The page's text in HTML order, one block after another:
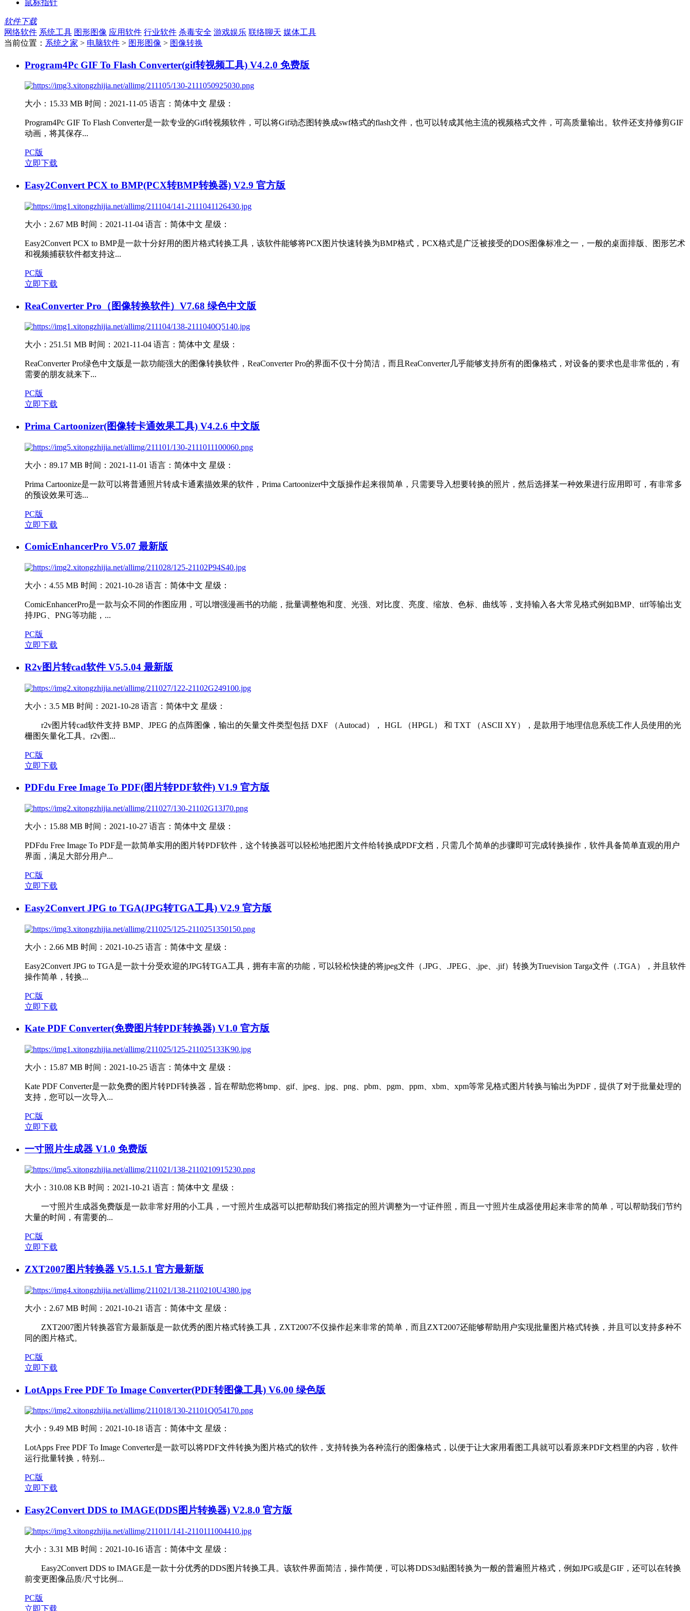
鼠标指针
软件下载
网络软件 系统工具 图形图像 应用软件 行业软件 杀毒安全 游戏娱乐 联络聊天 媒体工具
当前位置： 系统之家 > 电脑软件 > 图形图像 > 图像转换
Program4Pc GIF To Flash Converter(gif转视频工具) V4.2.0 免费版
大小：15.33 MB 时间：2021-11-05 语言：简体中文 星级：
Program4Pc GIF To Flash Converter是一款专业的Gif转视频软件，可以将Gif动态图转换成swf格式的flash文件，也可以转成其他主流的视频格式文件，可高质量输出。软件还支持修剪GIF
动画，将其保存...
PC版
立即下载
Easy2Convert PCX to BMP(PCX转BMP转换器) V2.9 官方版
大小：2.67 MB 时间：2021-11-04 语言：简体中文 星级：
Easy2Convert PCX to BMP是一款十分好用的图片格式转换工具，该软件能够将PCX图片快速转换为BMP格式，PCX格式是广泛被接受的DOS图像标准之一，一般的桌面排版、图形艺术
和视频捕获软件都支持这...
PC版
立即下载
ReaConverter Pro（图像转换软件）V7.68 绿色中文版
大小：251.51 MB 时间：2021-11-04 语言：简体中文 星级：
ReaConverter Pro绿色中文版是一款功能强大的图像转换软件，ReaConverter Pro的界面不仅十分简洁，而且ReaConverter几乎能够支持所有的图像格式，对设备的要求也是非常低的，有
需要的朋友就来下...
PC版
立即下载
Prima Cartoonizer(图像转卡通效果工具) V4.2.6 中文版
大小：89.17 MB 时间：2021-11-01 语言：简体中文 星级：
Prima Cartoonize是一款可以将普通照片转成卡通素描效果的软件，Prima Cartoonizer中文版操作起来很简单，只需要导入想要转换的照片，然后选择某一种效果进行应用即可，有非常多
的预设效果可选...
PC版
立即下载
ComicEnhancerPro V5.07 最新版
大小：4.55 MB 时间：2021-10-28 语言：简体中文 星级：
ComicEnhancerPro是一款与众不同的作图应用，可以增强漫画书的功能，批量调整饱和度、光强、对比度、亮度、缩放、色标、曲线等，支持输入各大常见格式例如BMP、tiff等输出支
持JPG、PNG等功能，...
PC版
立即下载
R2v图片转cad软件 V5.5.04 最新版
大小：3.5 MB 时间：2021-10-28 语言：简体中文 星级：
r2v图片转cad软件支持 BMP、JPEG 的点阵图像，输出的矢量文件类型包括 DXF （Autocad）， HGL （HPGL） 和 TXT （ASCII XY），是款用于地理信息系统工作人员使用的光
栅图矢量化工具。r2v图...
PC版
立即下载
PDFdu Free Image To PDF(图片转PDF软件) V1.9 官方版
大小：15.88 MB 时间：2021-10-27 语言：简体中文 星级：
PDFdu Free Image To PDF是一款简单实用的图片转PDF软件，这个转换器可以轻松地把图片文件给转换成PDF文档，只需几个简单的步骤即可完成转换操作，软件具备简单直观的用户
界面，满足大部分用户...
PC版
立即下载
Easy2Convert JPG to TGA(JPG转TGA工具) V2.9 官方版
大小：2.66 MB 时间：2021-10-25 语言：简体中文 星级：
Easy2Convert JPG to TGA是一款十分受欢迎的JPG转TGA工具，拥有丰富的功能，可以轻松快捷的将jpeg文件（.JPG、.JPEG、.jpe、.jif）转换为Truevision Targa文件（.TGA），并且软件
操作简单，转换...
PC版
立即下载
Kate PDF Converter(免费图片转PDF转换器) V1.0 官方版
大小：15.87 MB 时间：2021-10-25 语言：简体中文 星级：
Kate PDF Converter是一款免费的图片转PDF转换器，旨在帮助您将bmp、gif、jpeg、jpg、png、pbm、pgm、ppm、xbm、xpm等常见格式图片转换与输出为PDF，提供了对于批量处理的
支持，您可以一次导入...
PC版
立即下载
一寸照片生成器 V1.0 免费版
大小：310.08 KB 时间：2021-10-21 语言：简体中文 星级：
一寸照片生成器免费版是一款非常好用的小工具，一寸照片生成器可以把帮助我们将指定的照片调整为一寸证件照，而且一寸照片生成器使用起来非常的简单，可以帮助我们节约
大量的时间，有需要的...
PC版
立即下载
ZXT2007图片转换器 V5.1.5.1 官方最新版
大小：2.67 MB 时间：2021-10-21 语言：简体中文 星级：
ZXT2007图片转换器官方最新版是一款优秀的图片格式转换工具，ZXT2007不仅操作起来非常的简单，而且ZXT2007还能够帮助用户实现批量图片格式转换，并且可以支持多种不
同的图片格式。
PC版
立即下载
LotApps Free PDF To Image Converter(PDF转图像工具) V6.00 绿色版
大小：9.49 MB 时间：2021-10-18 语言：简体中文 星级：
LotApps Free PDF To Image Converter是一款可以将PDF文件转换为图片格式的软件，支持转换为各种流行的图像格式，以便于让大家用看图工具就可以看原来PDF文档里的内容，软件
运行批量转换，特别...
PC版
立即下载
Easy2Convert DDS to IMAGE(DDS图片转换器) V2.8.0 官方版
大小：3.31 MB 时间：2021-10-16 语言：简体中文 星级：
Easy2Convert DDS to IMAGE是一款十分优秀的DDS图片转换工具。该软件界面简洁，操作简便，可以将DDS3d贴图转换为一般的普遍照片格式，例如JPG或是GIF，还可以在转换
前变更图像品质/尺寸比例...
PC版
立即下载